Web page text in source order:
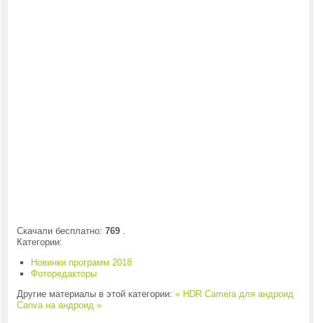
Скачали бесплатно: 769.
Категории:
Новинки программ 2018
Фоторедакторы
Другие материалы в этой категории: « HDR Camera для андроид
Canva на андроид »